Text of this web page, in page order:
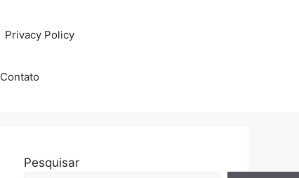
Privacy Policy
Contato
Pesquisar